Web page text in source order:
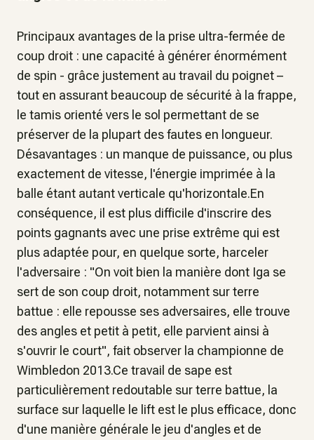
Principaux avantages de la prise ultra-fermée de
coup droit : une capacité à générer énormément
de spin - grâce justement au travail du poignet –
tout en assurant beaucoup de sécurité à la frappe,
le tamis orienté vers le sol permettant de se
préserver de la plupart des fautes en longueur.
Désavantages : un manque de puissance, ou plus
exactement de vitesse, l'énergie imprimée à la
balle étant autant verticale qu'horizontale.En
conséquence, il est plus difficile d'inscrire des
points gagnants avec une prise extrême qui est
plus adaptée pour, en quelque sorte, harceler
l'adversaire : "On voit bien la manière dont Iga se
sert de son coup droit, notamment sur terre
battue : elle repousse ses adversaires, elle trouve
des angles et petit à petit, elle parvient ainsi à
s'ouvrir le court", fait observer la championne de
Wimbledon 2013.Ce travail de sape est
particulièrement redoutable sur terre battue, la
surface sur laquelle le lift est le plus efficace, donc
d'une manière générale le jeu d'angles et de